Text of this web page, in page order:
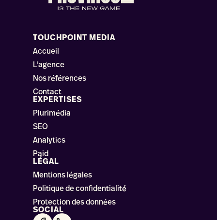
TOUCHPOINT MEDIA
Accueil
L'agence
Nos références
Contact
EXPERTISES
Plurimédia
SEO
Analytics
Paid
LÉGAL
Mentions légales
Politique de confidentialité
Protection des données
SOCIAL